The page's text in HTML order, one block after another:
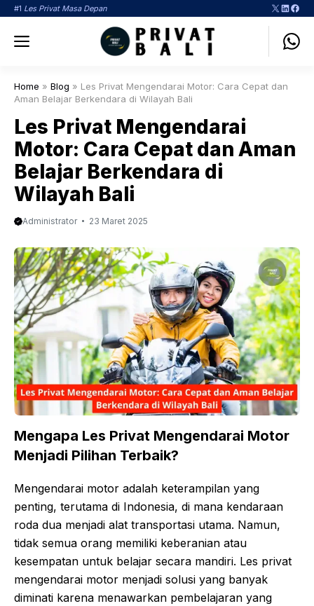
Langsung
#1 Les Privat Masa Depan X
Menu
Home » Blog » Les Privat Mengendarai Motor: Cara Cepat dan
Aman Belajar Berkendara di Wilayah Bali
Les Privat Mengendarai
Motor: Cara Cepat dan Aman
Belajar Berkendara di
Wilayah Bali
Administrator 23 Maret 2025
Mengapa Les Privat Mengendarai Motor
Menjadi Pilihan Terbaik?
Mengendarai motor adalah keterampilan yang
penting, terutama di Indonesia, di mana kendaraan
roda dua menjadi alat transportasi utama. Namun,
tidak semua orang memiliki keberanian atau
kesempatan untuk belajar secara mandiri. Les privat
mengendarai motor menjadi solusi yang banyak
diminati karena menawarkan pembelajaran yang